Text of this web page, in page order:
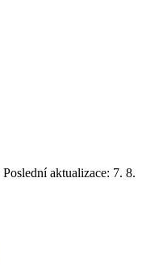
Poslední aktualizace: 7. 8.